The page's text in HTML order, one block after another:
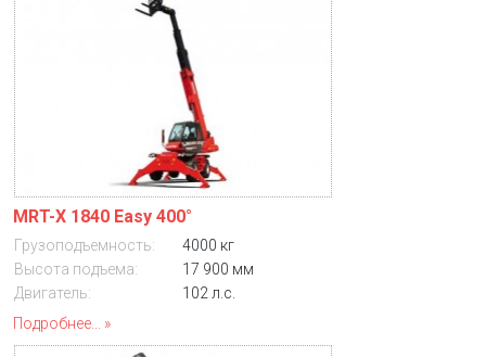
MRT-X 1840 Easy 400°
Грузоподъемность:
4000 кг
Высота подъема:
17 900 мм
Двигатель:
102 л.с.
Подробнее...